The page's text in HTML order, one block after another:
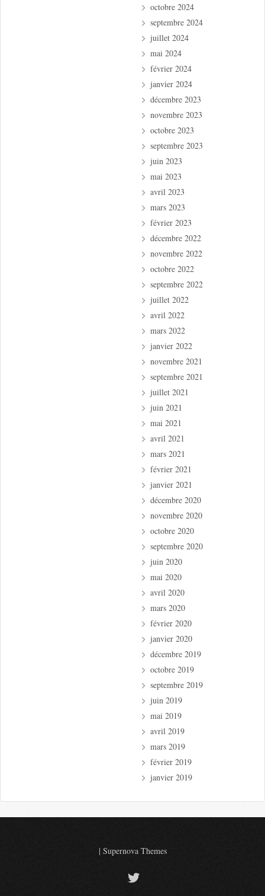
octobre 2024
septembre 2024
juillet 2024
mai 2024
février 2024
janvier 2024
décembre 2023
novembre 2023
octobre 2023
septembre 2023
juin 2023
mai 2023
avril 2023
mars 2023
février 2023
décembre 2022
novembre 2022
octobre 2022
septembre 2022
juillet 2022
avril 2022
mars 2022
janvier 2022
novembre 2021
septembre 2021
juillet 2021
juin 2021
mai 2021
avril 2021
mars 2021
février 2021
janvier 2021
décembre 2020
novembre 2020
octobre 2020
septembre 2020
juin 2020
mai 2020
avril 2020
mars 2020
février 2020
janvier 2020
décembre 2019
octobre 2019
septembre 2019
juin 2019
mai 2019
avril 2019
mars 2019
février 2019
janvier 2019
| Supernova Themes